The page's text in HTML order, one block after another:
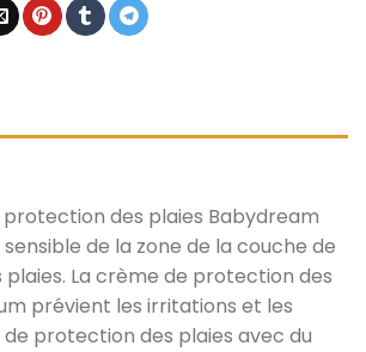
des plaies Babydream
de la zone de la couche de
plaies. La crème de protection des
prévient les irritations et les
de protection des plaies avec du